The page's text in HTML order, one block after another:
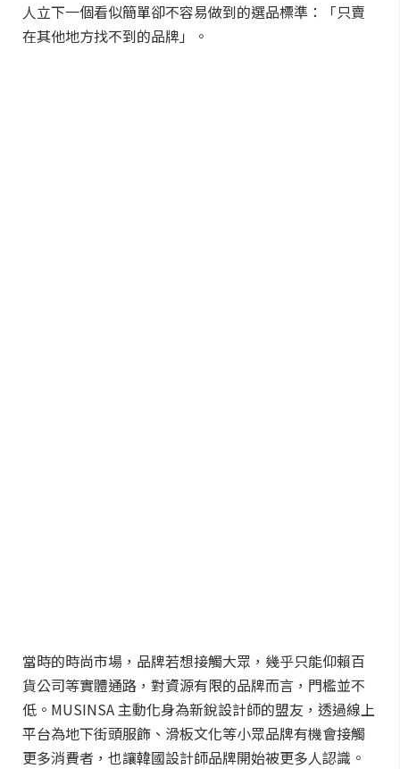
人立下一個看似簡單卻不容易做到的選品標準：「只賣
在其他地方找不到的品牌」。
當時的時尚市場，品牌若想接觸大眾，幾乎只能仰賴百
貨公司等實體通路，對資源有限的品牌而言，門檻並不
低。MUSINSA 主動化身為新銳設計師的盟友，透過線上
平台為地下街頭服飾、滑板文化等小眾品牌有機會接觸
更多消費者，也讓韓國設計師品牌開始被更多人認識。